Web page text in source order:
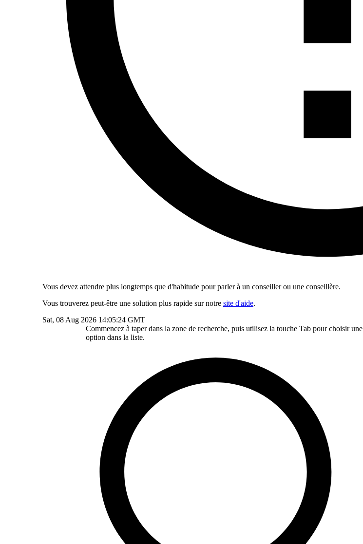
Vous devez attendre plus longtemps que d'habitude pour parler à un conseiller ou une conseillère.
Vous trouverez peut-être une solution plus rapide sur notre site d'aide.
Sat, 08 Aug 2026 14:05:24 GMT
Commencez à taper dans la zone de recherche, puis utilisez la touche Tab pour choisir une
option dans la liste.